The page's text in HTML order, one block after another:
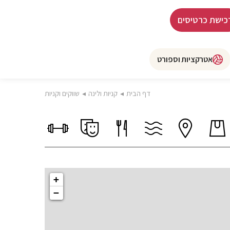
כרטיסים
אטרקציות וספורט
דף הבית ◂ קניות ולינה ◂ שווקים וקניות
+
−